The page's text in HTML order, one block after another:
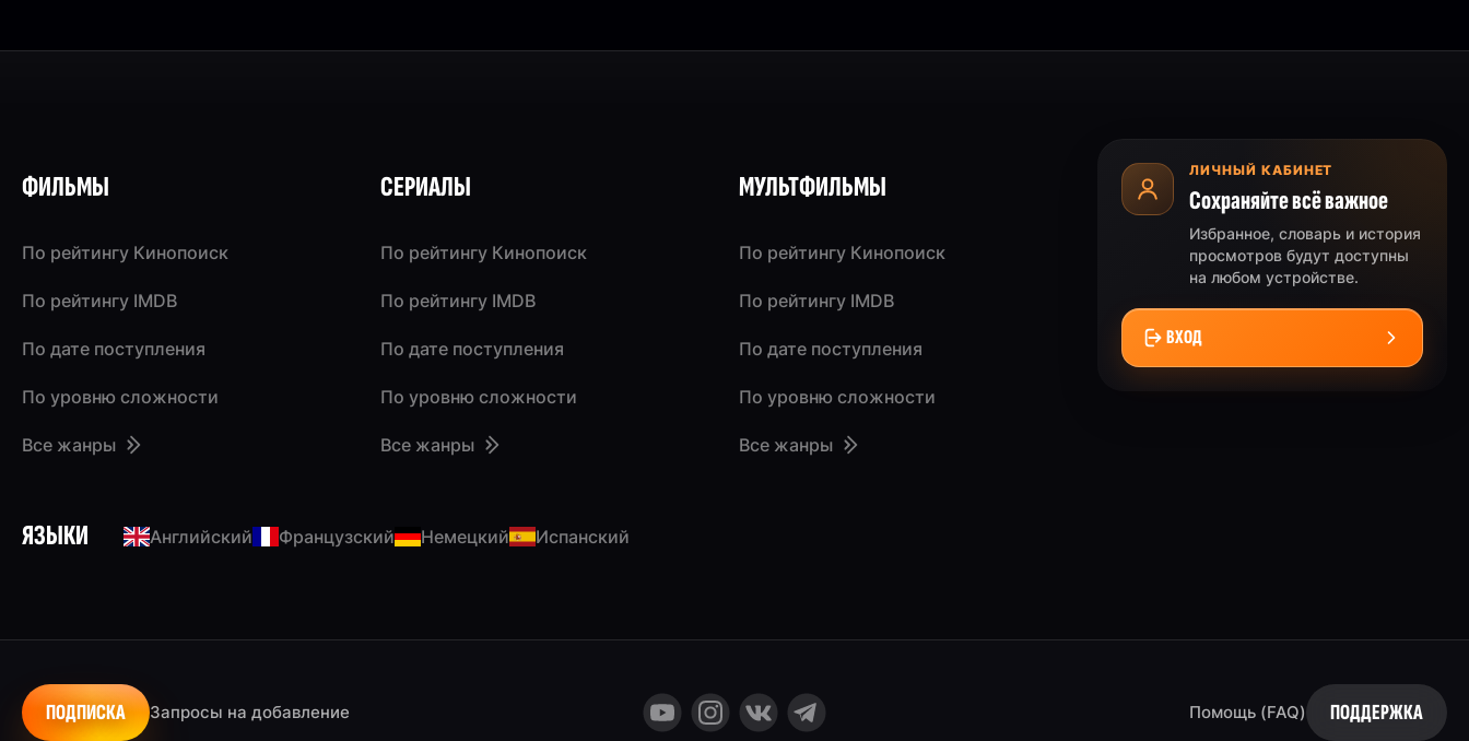
ЯЗЫКИ Английский Французский Немецкий Испанский
ФИЛЬМЫ
По рейтингу Кинопоиск
По рейтингу IMDB
По дате поступления
По уровню сложности
Все жанры
СЕРИАЛЫ
По рейтингу Кинопоиск
По рейтингу IMDB
По дате поступления
По уровню сложности
Все жанры
МУЛЬТФИЛЬМЫ
По рейтингу Кинопоиск
По рейтингу IMDB
По дате поступления
По уровню сложности
Все жанры
ЛИЧНЫЙ КАБИНЕТ
Сохраняйте всё важное
Избранное, словарь и история
просмотров будут доступны
на любом устройстве.
ВХОД
Запросы на добавление
ПОДПИСКА Помощь (FAQ) ПОДДЕРЖКА